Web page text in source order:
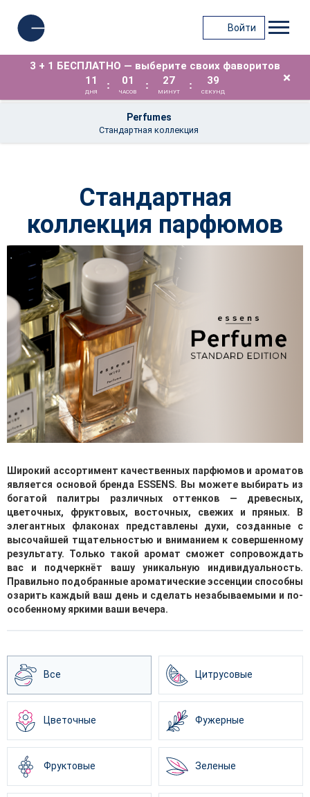
Войти
3 + 1 БЕСПЛАТНО — выберите своих фаворитов
11
ДНЯ
: 01
ЧАСОВ
: 27
МИНУТ
: 38
СЕКУНД
×
Perfumes
Стандартная коллекция
Стандартная
коллекция парфюмов
Широкий ассортимент качественных парфюмов и ароматов
является основой бренда ESSENS. Вы можете выбирать из
богатой палитры различных оттенков — древесных,
цветочных, фруктовых, восточных, свежих и пряных. В
элегантных флаконах представлены духи, созданные с
высочайшей тщательностью и вниманием к совершенному
результату. Только такой аромат сможет сопровождать
вас и подчеркнёт вашу уникальную индивидуальность.
Правильно подобранные ароматические эссенции способны
озарить каждый ваш день и сделать незабываемыми и по-
особенному яркими ваши вечера.
Все Цитрусовые
Цветочные Фужерные
Фруктовые Зеленые